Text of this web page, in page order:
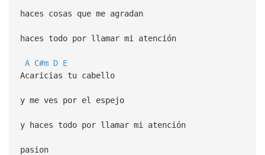
haces cosas que me agradan
haces todo por llamar mi atención
A C#m D E
Acaricias tu cabello
y me ves por el espejo
y haces todo por llamar mi atención
pasion